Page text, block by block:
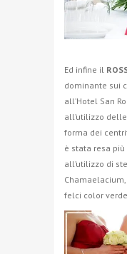
Ed infine il
dominante sui
all’Hotel San
all’utilizzo
forma dei
è stata resa
all’utilizzo di
felci color